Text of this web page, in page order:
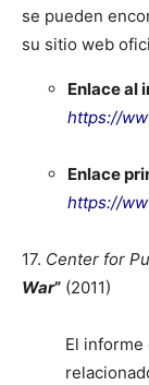
se pueden
su sitio web
Enlace al
https://
Enlace
https://
17. Center for
War” (2011)
El informe